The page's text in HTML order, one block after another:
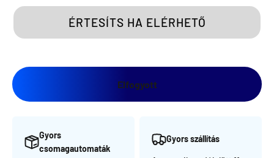
ÉRTESÍTS HA ELÉRHETŐ
Elfogyott
Gyors
csomagautomaták
Gyors szállítás